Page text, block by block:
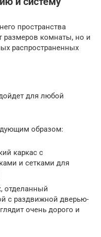
пространства
размеров комнаты, но и
распространенных
для любой
образом:
каркас с
и сетками для
отделанный
с раздвижной дверью-
очень дорого и